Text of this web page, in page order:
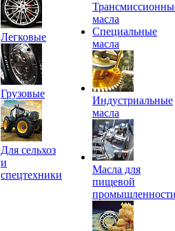
Легковые
Грузовые
Для сельхоз
и
спецтехники
масла
Специальные
масла
Индустриальные
масла
Масла для
пищевой